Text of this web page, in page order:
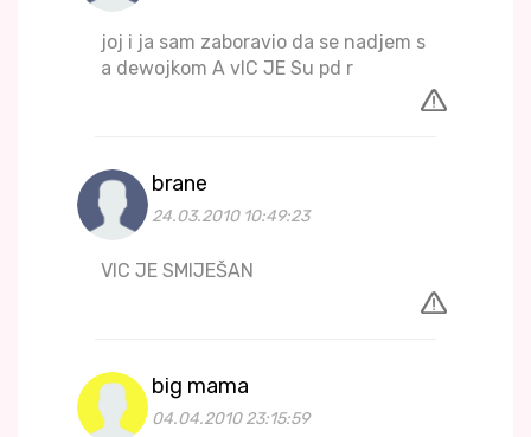
joj i ja sam zaboravio da se nadjem s
a dewojkom A vIC JE Su pd r
brane
24.03.2010 10:49:23
VIC JE SMIJEŠAN
big mama
04.04.2010 23:15:59